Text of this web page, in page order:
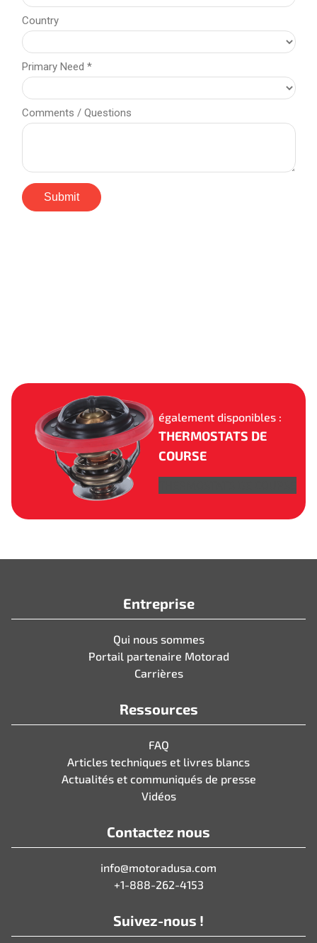
également disponibles :
THERMOSTATS DE
COURSE
Entreprise
Qui nous sommes
Portail partenaire Motorad
Carrières
Ressources
FAQ
Articles techniques et livres blancs
Actualités et communiqués de presse
Vidéos
Contactez nous
info@motoradusa.com
+1-888-262-4153
Suivez-nous !